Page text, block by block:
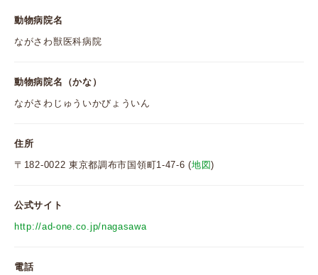
動物病院名
ながさわ獣医科病院
動物病院名（かな）
ながさわじゅういかびょういん
住所
〒182-0022 東京都調布市国領町1-47-6 (地図)
公式サイト
http://ad-one.co.jp/nagasawa
電話